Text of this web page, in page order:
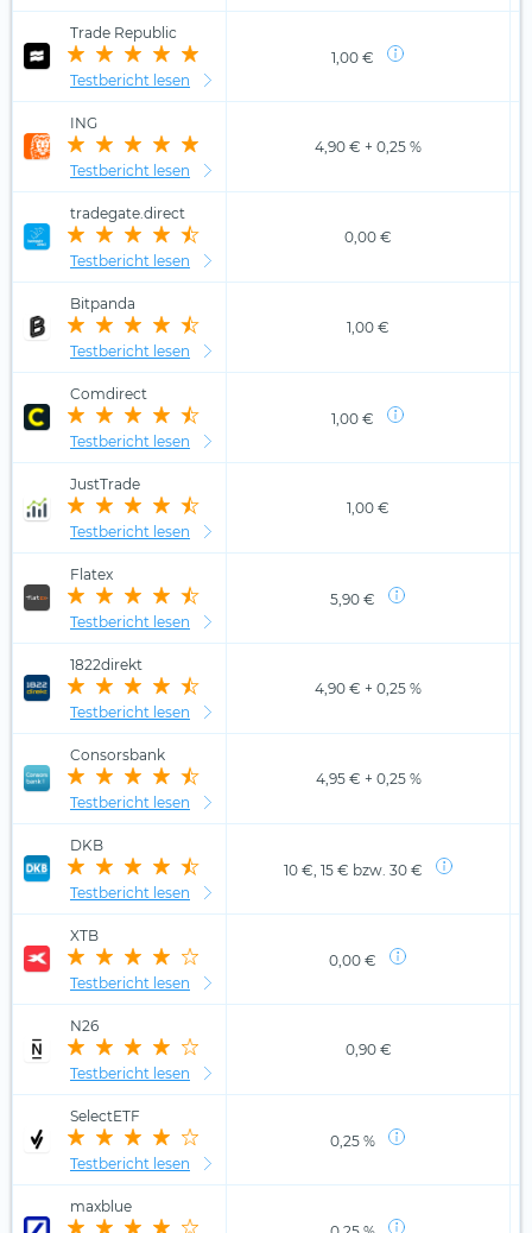
Trade Republic
Testbericht lesen
1,00 €
ING
Testbericht lesen
4,90 € + 0,25 %
tradegate.direct
Testbericht lesen
0,00 €
Bitpanda
Testbericht lesen
1,00 €
Comdirect
Testbericht lesen
1,00 €
JustTrade
Testbericht lesen
1,00 €
Flatex
Testbericht lesen
5,90 €
1822direkt
Testbericht lesen
4,90 € + 0,25 %
Consorsbank
Testbericht lesen
4,95 € + 0,25 %
DKB
Testbericht lesen
10 €, 15 € bzw. 30 €
XTB
Testbericht lesen
0,00 €
N26
Testbericht lesen
0,90 €
SelectETF
Testbericht lesen
0,25 %
maxblue